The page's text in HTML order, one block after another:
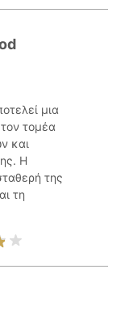
μια
τομέα
και
Η
της
τη